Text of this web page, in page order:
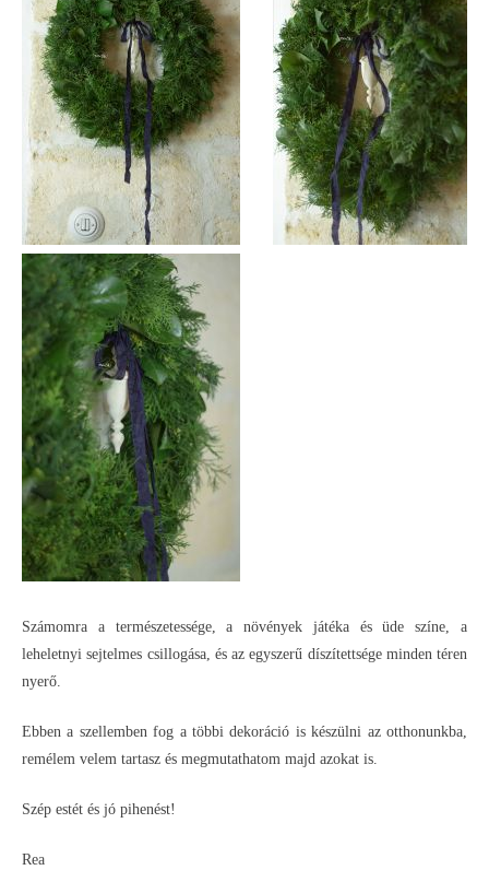
Számomra a természetessége, a növények játéka és üde színe, a
leheletnyi sejtelmes csillogása, és az egyszerű díszítettsége minden téren
nyerő.
Ebben a szellemben fog a többi dekoráció is készülni az otthonunkba,
remélem velem tartasz és megmutathatom majd azokat is.
Szép estét és jó pihenést!
Rea